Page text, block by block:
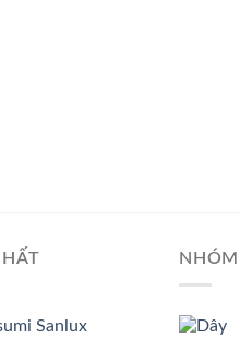
Sanlux